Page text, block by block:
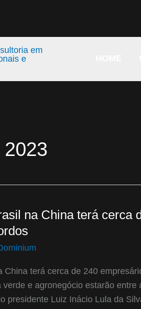
2023
na China terá cerca
China terá cerca de 240
verde e agronegócio estarão
presidente Luiz Inácio Lula da